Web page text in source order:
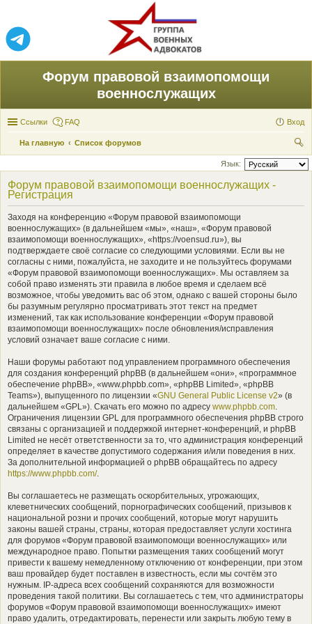
Форум правовой взаимопомощи
военнослужащих
Ссылки FAQ Вход
На главную
Список форумов
ои
Язык:
Форум правовой взаимопомощи военнослужащих -
Регистрация
Заходя на конференцию «Форум правовой взаимопомощи
военнослужащих» (в дальнейшем «мы», «наш», «Форум правовой
взаимопомощи военнослужащих», «https://voensud.ru»), вы
подтверждаете своё согласие со следующими условиями. Если вы не
согласны с ними, пожалуйста, не заходите и не пользуйтесь форумами
«Форум правовой взаимопомощи военнослужащих». Мы оставляем за
собой право изменять эти правила в любое время и сделаем всё
возможное, чтобы уведомить вас об этом, однако с вашей стороны было
бы разумным регулярно просматривать этот текст на предмет
изменений, так как использование конференции «Форум правовой
взаимопомощи военнослужащих» после обновления/исправления
условий означает ваше согласие с ними.
Наши форумы работают под управлением программного обеспечения
для создания конференций phpBB (в дальнейшем «они», «программное
обеспечение phpBB», «www.phpbb.com», «phpBB Limited», «phpBB
Teams»), выпущенного по лицензии «GNU General Public License v2» (в
дальнейшем «GPL»). Скачать его можно по адресу www.phpbb.com.
Ограничения лицензии GPL для программного обеспечения phpBB строго
связаны с организацией и поддержкой интернет-конференций, и phpBB
Limited не несёт ответственности за то, что администрация конференций
определяет в качестве допустимого содержания и/или поведения в них.
За дополнительной информацией о phpBB обращайтесь по адресу
https://www.phpbb.com/.
Вы соглашаетесь не размещать оскорбительных, угрожающих,
клеветнических сообщений, порнографических сообщений, призывов к
национальной розни и прочих сообщений, которые могут нарушить
законы вашей страны, страны, которая предоставляет услуги хостинга
для форумов «Форум правовой взаимопомощи военнослужащих» или
международное право. Попытки размещения таких сообщений могут
привести к вашему немедленному отключению от конференции, при этом
ваш провайдер будет поставлен в известность, если мы сочтём это
нужным. IP-адреса всех сообщений сохраняются для возможности
проведения такой политики. Вы соглашаетесь с тем, что администраторы
форумов «Форум правовой взаимопомощи военнослужащих» имеют
право удалить, отредактировать, перенести или закрыть любую тему в